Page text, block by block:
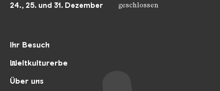
Ihr Besuch
Weltkulturerbe
Über uns
24., 25. und 31. Dezember geschlossen